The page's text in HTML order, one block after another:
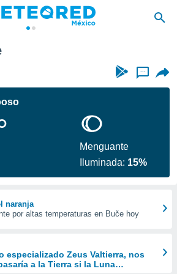
...
Menguante
Iluminada: 15%
naranja
por altas temperaturas en Buče hoy
especializado Zeus Valtierra, nos
a la Tierra si la Luna